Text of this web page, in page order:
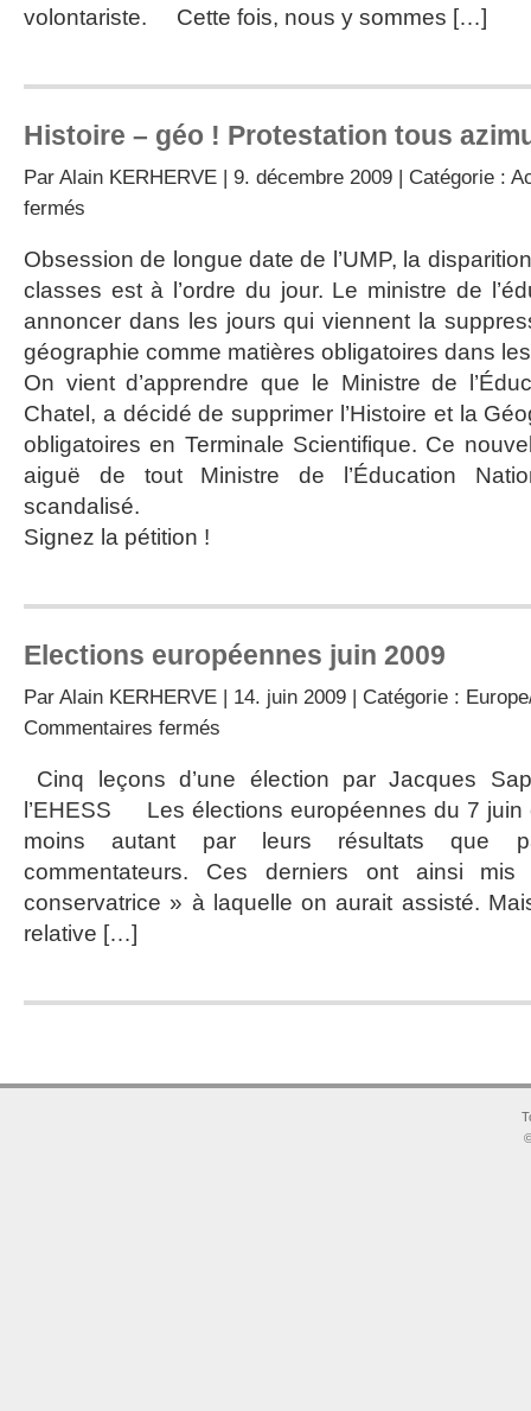
volontariste. Cette fois, nous y sommes […]
Histoire – géo ! Protestation tous
Par Alain KERHERVE | 9. décembre 2009 | Catégorie :
fermés
géo
!
tous
azimuts
Obsession de longue date de l’UMP, la
classes est à l’ordre du jour. Le ministre de
annoncer dans les jours qui viennent la
géographie comme matières obligatoires dans
On vient d’apprendre que le Ministre de
Chatel, a décidé de supprimer l’Histoire et la
obligatoires en Terminale Scientifique. Ce
aiguë de tout Ministre de l’Éducation
scandalisé.
Signez la pétition !
Elections européennes juin 2009
Par Alain KERHERVE | 14. juin 2009 | Catégorie :
Commentaires fermés
juin
2009
Cinq leçons d’une élection par Jacques
l’EHESS Les élections européennes du 7 juin
moins autant par leurs résultats que
commentateurs. Ces derniers ont ainsi
conservatrice » à laquelle on aurait assisté.
relative […]